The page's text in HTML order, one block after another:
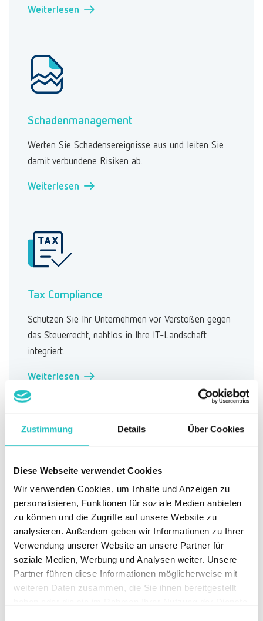
Zustimmung Details Über Cookies
Diese Webseite verwendet Cookies
Wir verwenden Cookies, um Inhalte und Anzeigen zu
personalisieren, Funktionen für soziale Medien anbieten
zu können und die Zugriffe auf unsere Website zu
analysieren. Außerdem geben wir Informationen zu Ihrer
Verwendung unserer Website an unsere Partner für
soziale Medien, Werbung und Analysen weiter. Unsere
Partner führen diese Informationen möglicherweise mit
weiteren Daten zusammen, die Sie ihnen bereitgestellt
Weiterlesen →
Schadenmanagement
Werten Sie Schadensereignisse aus und leiten Sie
damit verbundene Risiken ab.
Weiterlesen →
Tax Compliance
Schützen Sie Ihr Unternehmen vor Verstößen gegen
das Steuerrecht, nahtlos in Ihre IT-Landschaft
integriert.
Weiterlesen →
Informationssicherheit (ISMS)
Managen Sie die Informationssicherheit in Ihrem
Unternehmen und halten Sie Ihre Schutzziele
aufrecht.
Weiterlesen →